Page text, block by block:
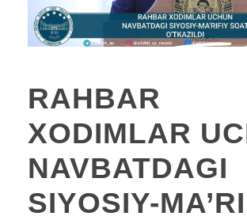
RAHBAR
XODIMLAR
NAVBATDAGI
SIYOSIY-